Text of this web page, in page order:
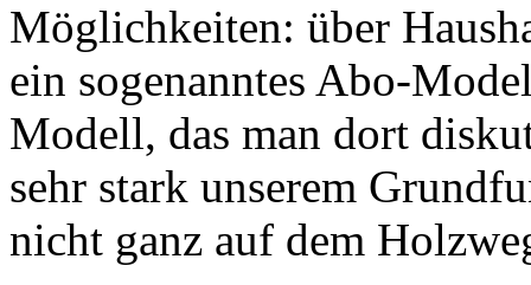
Möglichkeiten: über
ein sogenanntes Abo-
Modell, das man dort
sehr stark unserem
nicht ganz auf dem